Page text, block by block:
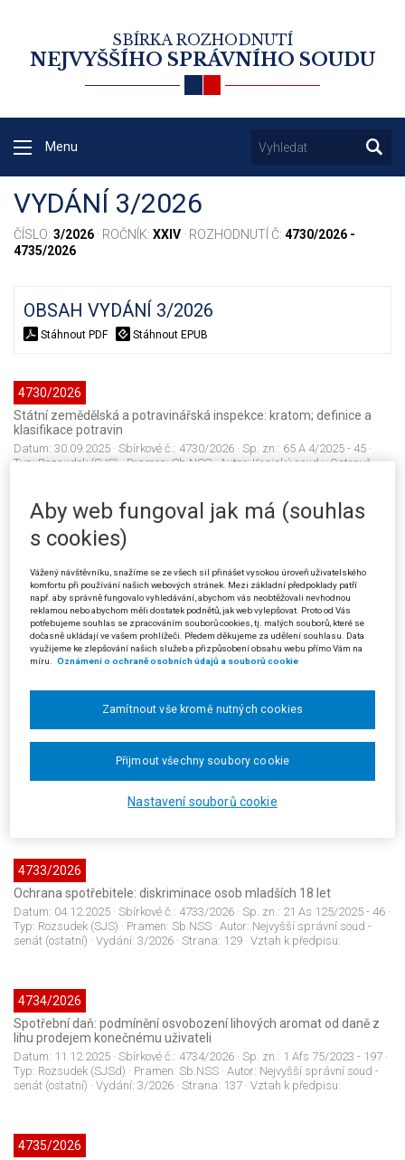
SBÍRKA ROZHODNUTÍ
NEJVYŠŠÍHO SPRÁVNÍHO SOUDU
Menu
VYDÁNÍ 3/2026
ČÍSLO: 3/2026 · ROČNÍK: XXIV · ROZHODNUTÍ Č: 4730/2026 -
4735/2026
OBSAH VYDÁNÍ 3/2026
Stáhnout PDF Stáhnout EPUB
4730/2026
Státní zemědělská a potravinářská inspekce: kratom; definice a
klasifikace potravin
Datum: 30.09.2025 · Sbírkové č.: 4730/2026 · Sp. zn.: 65 A 4/2025 - 45 ·
Typ: Rozsudek (SJS) · Pramen: Sb.NSS · Autor: Krajský soud v Ostravě -
4731/2026
pravomoc mezi Úřadem pro ochranu hospodářské soutěže a
civilním soudem; Správní řízení: řízení o provozování zařízení
služeb jako řízení o žádosti
Datum:25.11.2025· Sbírkové č.:4731/2026· Sp. zn.:31 A 87/2024 - 211
Typ:Rozsudek (SJS)· Pramen:Sb.NSS· Autor:Krajský soud v Brně·
Vydání:3/2026· Strana:103 · Vztah k předpisu:
Daň z přidané hodnoty: pojem "dotace k ceně"; nárok na odpočet
zdanění daní z přidané hodnoty
Datum:27.11.2025· Sbírkové č.:4732/2026· Sp. zn.:30 Af 21/2024 - 56
· Pramen:Sb.NSS · Autor:Krajský soud v Brně
· Strana:115· Vztah k předpisu:
4733/2026
Ochrana spotřebitele: diskriminace osob mladších 18 let
Datum: 04.12.2025 · Sbírkové č.: 4733/2026 · Sp. zn.: 21 As 125/2025 - 46 ·
Typ: Rozsudek (SJS) · Pramen: Sb.NSS · Autor: Nejvyšší správní soud -
senát (ostatní) · Vydání: 3/2026 · Strana: 129 · Vztah k předpisu:
4734/2026
Spotřební daň: podmínění osvobození lihových aromat od daně z
lihu prodejem konečnému uživateli
Datum: 11.12.2025 · Sbírkové č.: 4734/2026 · Sp. zn.: 1 Afs 75/2023 - 197 ·
Typ: Rozsudek (SJSd) · Pramen: Sb.NSS · Autor: Nejvyšší správní soud -
senát (ostatní) · Vydání: 3/2026 · Strana: 137 · Vztah k předpisu:
4735/2026
Aby web fungoval jak má (souhlas
s cookies)
Vážený návštěvníku, snažíme se ze všech sil přinášet vysokou úroveň uživatelského
komfortu při používání našich webových stránek. Mezi základní předpoklady patří
např. aby správně fungovalo vyhledávání, abychom vás neobtěžovali nevhodnou
reklamou nebo abychom měli dostatek podnětů, jak web vylepšovat. Proto od Vás
potřebujeme souhlas se zpracováním souborů cookies, tj. malých souborů, které se
dočasně ukládají ve vašem prohlížeči. Předem děkujeme za udělení souhlasu. Data
využijeme ke zlepšování našich služeb a přizpůsobení obsahu webu přímo Vám na
míru.
Oznámení o ochraně osobních údajů a souborů cookie
Nastavení souborů cookie
Zamítnout vše kromě nutných cookies
Přijmout všechny soubory cookie